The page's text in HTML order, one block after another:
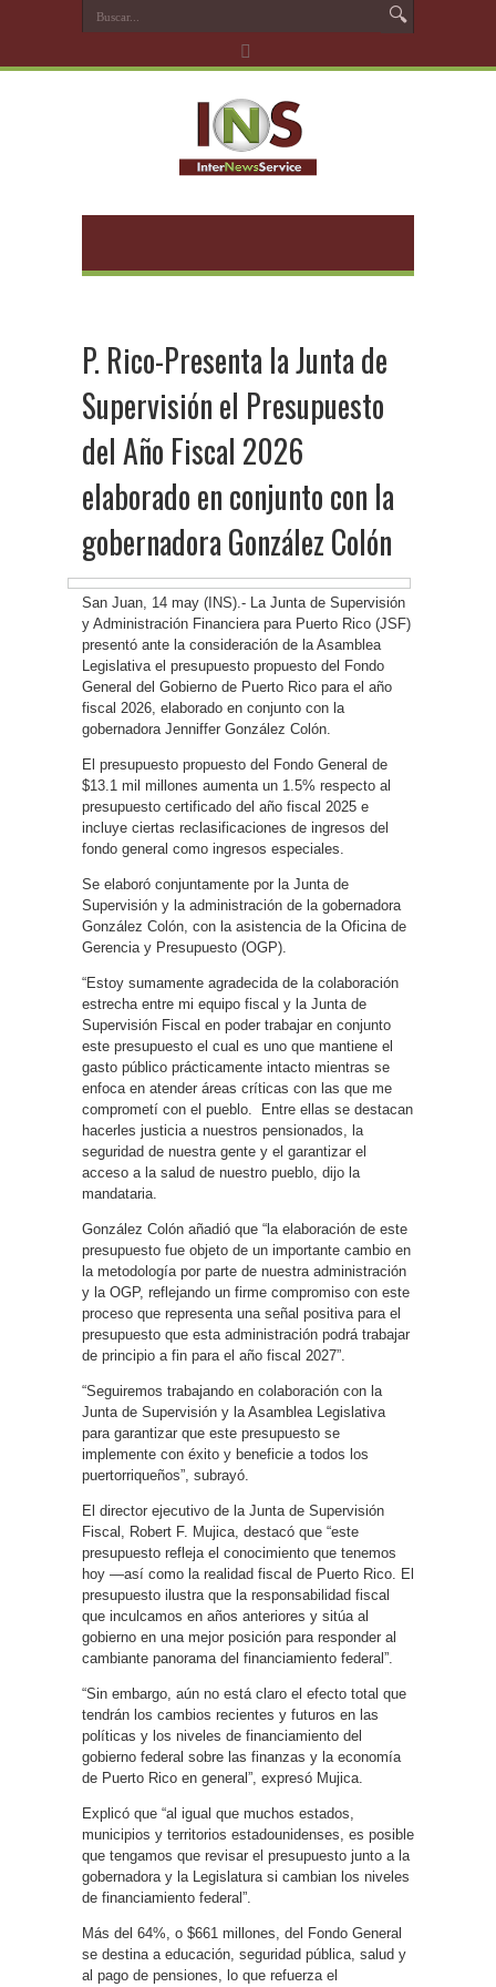
P. Rico-Presenta la Junta de
Supervisión el Presupuesto
del Año Fiscal 2026
elaborado en conjunto con la
gobernadora González Colón
San Juan, 14 may (INS).- La Junta de Supervisión
y Administración Financiera para Puerto Rico (JSF)
presentó ante la consideración de la Asamblea
Legislativa el presupuesto propuesto del Fondo
General del Gobierno de Puerto Rico para el año
fiscal 2026, elaborado en conjunto con la
gobernadora Jenniffer González Colón.
El presupuesto propuesto del Fondo General de
$13.1 mil millones aumenta un 1.5% respecto al
presupuesto certificado del año fiscal 2025 e
incluye ciertas reclasificaciones de ingresos del
fondo general como ingresos especiales.
Se elaboró conjuntamente por la Junta de
Supervisión y la administración de la gobernadora
González Colón, con la asistencia de la Oficina de
Gerencia y Presupuesto (OGP).
“Estoy sumamente agradecida de la colaboración
estrecha entre mi equipo fiscal y la Junta de
Supervisión Fiscal en poder trabajar en conjunto
este presupuesto el cual es uno que mantiene el
gasto público prácticamente intacto mientras se
enfoca en atender áreas críticas con las que me
comprometí con el pueblo.
Entre ellas se destacan
hacerles justicia a nuestros pensionados, la
seguridad de nuestra gente y el garantizar el
acceso a la salud de nuestro pueblo, dijo la
mandataria.
González Colón añadió que “la elaboración de este
presupuesto fue objeto de un importante cambio en
la metodología por parte de nuestra administración
y la OGP, reflejando un firme compromiso con este
proceso que representa una señal positiva para el
presupuesto que esta administración podrá trabajar
de principio a fin para el año fiscal 2027”.
“Seguiremos trabajando en colaboración con la
Junta de Supervisión y la Asamblea Legislativa
para garantizar que este presupuesto se
implemente con éxito y beneficie a todos los
puertorriqueños”, subrayó.
El director ejecutivo de la Junta de Supervisión
Fiscal, Robert F. Mujica, destacó que “este
presupuesto refleja el conocimiento que tenemos
hoy —así como la realidad fiscal de Puerto Rico. El
presupuesto ilustra que la responsabilidad fiscal
que inculcamos en años anteriores y sitúa al
gobierno en una mejor posición para responder al
cambiante panorama del financiamiento federal”.
“Sin embargo, aún no está claro el efecto total que
tendrán los cambios recientes y futuros en las
políticas y los niveles de financiamiento del
gobierno federal sobre las finanzas y la economía
de Puerto Rico en general”, expresó Mujica.
Explicó que “al igual que muchos estados,
municipios y territorios estadounidenses, es posible
que tengamos que revisar el presupuesto junto a la
gobernadora y la Legislatura si cambian los niveles
de financiamiento federal”.
Más del 64%, o $661 millones, del Fondo General
se destina a educación, seguridad pública, salud y
al pago de pensiones, lo que refuerza el